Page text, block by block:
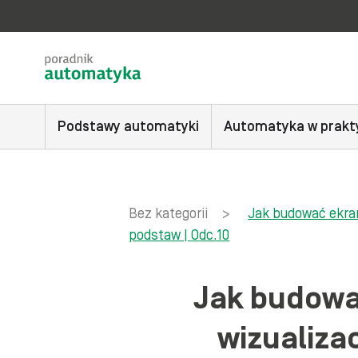
Podstawy automatyki Automatyka w
Bez kategorii >
Jak budować
podstaw | Odc.10
Jak